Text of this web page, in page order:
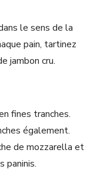
le sens de la
pain, tartinez
jambon cru.
fines tranches.
également.
de mozzarella et
paninis.